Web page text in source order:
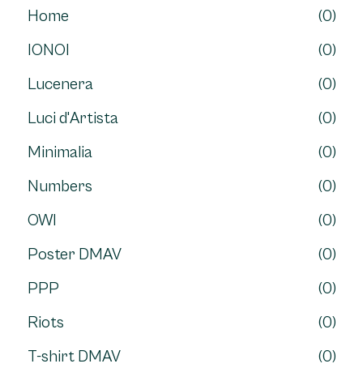
Home
(0)
IONOI
(0)
Lucenera
(0)
Luci d'Artista
(0)
Minimalia
(0)
Numbers
(0)
OWI
(0)
Poster DMAV
(0)
PPP
(0)
Riots
(0)
T-shirt DMAV
(0)